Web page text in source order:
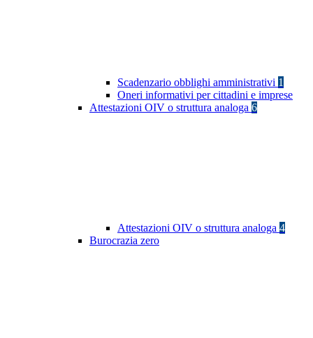
Scadenzario obblighi amministrativi 1
Oneri informativi per cittadini e imprese
Attestazioni OIV o struttura analoga 6
Attestazioni OIV o struttura analoga 4
Burocrazia zero